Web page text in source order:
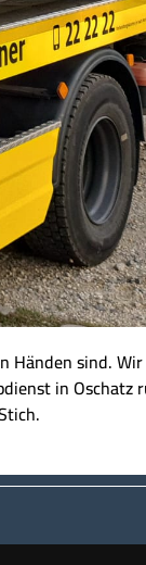
Händen sind.
in Oschatz